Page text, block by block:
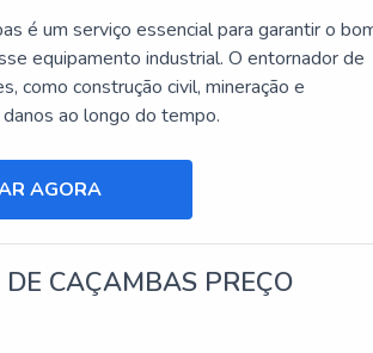
é um serviço essencial para garantir o
equipamento industrial. O entornador de
como construção civil, mineração e
ao longo do tempo.
AGORA
CAÇAMBAS PREÇO